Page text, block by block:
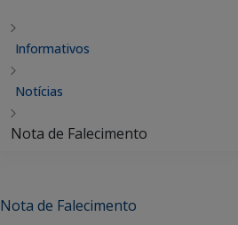
Informativos
Notícias
Nota de Falecimento
Nota de Falecimento